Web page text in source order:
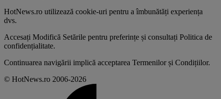
HotNews.ro utilizează cookie-uri pentru a îmbunătăți experiența
dvs.
Accesați Modifică Setările pentru preferințe și consultați Politica de
confidențialitate.
Continuarea navigării implică acceptarea Termenilor și Condițiilor.
© HotNews.ro 2006-2026